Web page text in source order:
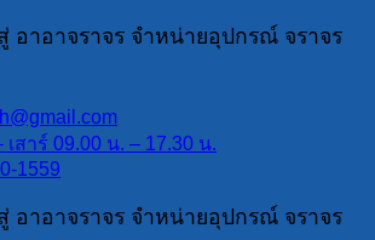
อาอาจราจร จำหน่ายอุปกรณ์ จราจร
เสาร์ 09.00 น. – 17.30 น.
1559
อาอาจราจร จำหน่ายอุปกรณ์ จราจร